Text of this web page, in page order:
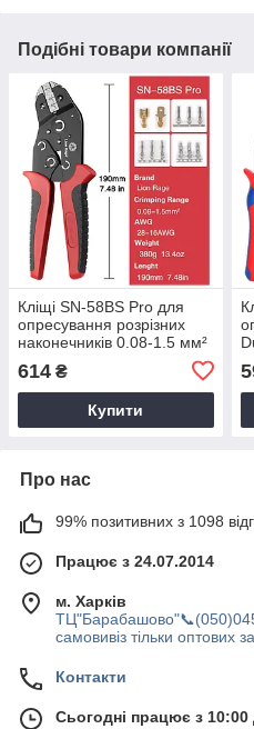
Подібні товари компанії
Кліщі SN-58BS Pro для
опресування розрізних
наконечників 0.08-1.5 мм²
614 ₴
Купити
Про нас
99% позитивних з 1098
Працює з 24.07.2014
м. Харків
самовивіз тільки оптових
Контакти
Сьогодні працює з 10:00